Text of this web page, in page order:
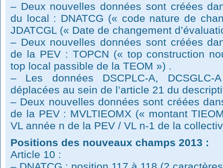
– Deux nouvelles données sont créées
du local : DNATCG (« code nature de
JDATCGL (« Date de changement
– Deux nouvelles données sont créées
de la PEV : TOPCN (« top construction
top local passible de la TEOM ») .
– Les données DSCPLC-A,
déplacées au sein de l’article 21 du
– Deux nouvelles données sont créées
de la PEV : MVLTIEOMX (« montant
VL année n de la PEV / VL n-1 de la
Positions des nouveaux champs 2013 :
Article 10 :